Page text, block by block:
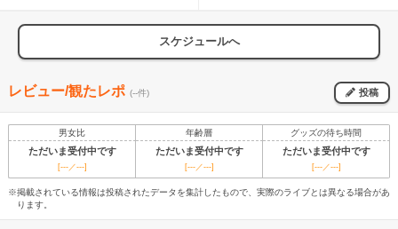
スケジュールへ
レビュー/観たレポ (--件) 投稿
男女比 年齢層 グッズの待ち時間
ただいま受付中です ただいま受付中です ただいま受付中です
[---／---] [---／---] [---／---]
※掲載されている情報は投稿されたデータを集計したもので、実際のライブとは異なる場合があ
ります。